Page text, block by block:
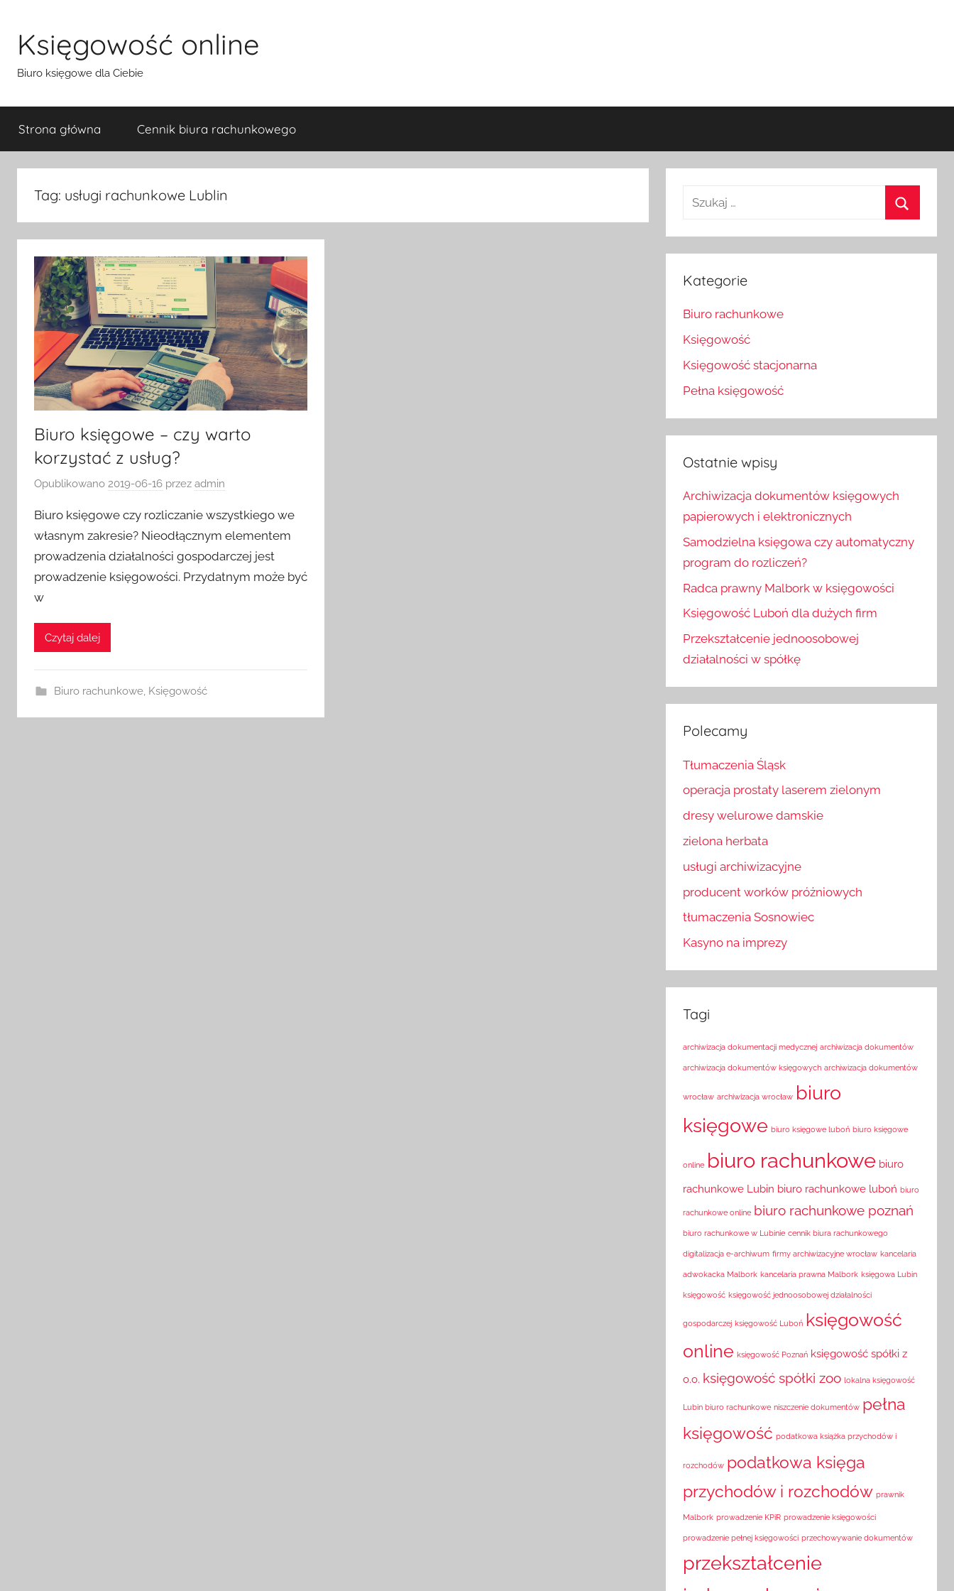
treściKsięgowość online
Biuro księgowe dla Ciebie
Strona główna Cennik biura rachunkowego
Tag: usługi rachunkowe Lublin
Biuro księgowe – czy warto
korzystać z usług?
Opublikowano 2019-06-16 przez admin
Biuro księgowe czy rozliczanie wszystkiego we
własnym zakresie? Nieodłącznym elementem
prowadzenia działalności gospodarczej jest
prowadzenie księgowości. Przydatnym może być
w
Czytaj dalej
Biuro rachunkowe, Księgowość
Szukaj:
Kategorie
Biuro rachunkowe
Księgowość
Księgowość stacjonarna
Pełna księgowość
Ostatnie wpisy
Archiwizacja dokumentów księgowych
papierowych i elektronicznych
Samodzielna księgowa czy automatyczny
program do rozliczeń?
Radca prawny Malbork w księgowości
Księgowość Luboń dla dużych firm
Przekształcenie jednoosobowej
działalności w spółkę
Polecamy
Tłumaczenia Śląsk
operacja prostaty laserem zielonym
dresy welurowe damskie
zielona herbata
usługi archiwizacyjne
producent worków próżniowych
tłumaczenia Sosnowiec
Kasyno na imprezy
Tagi
archiwizacja dokumentacji medycznej archiwizacja dokumentów
archiwizacja dokumentów księgowych archiwizacja dokumentów
wrocław archiwizacja wrocław biuro
księgowe biuro księgowe luboń biuro księgowe
online biuro rachunkowe biuro
rachunkowe Lubin biuro rachunkowe luboń biuro
rachunkowe online biuro rachunkowe poznań
biuro rachunkowe w Lubinie cennik biura rachunkowego
digitalizacja e-archiwum firmy archiwizacyjne wrocław kancelaria
adwokacka Malbork kancelaria prawna Malbork księgowa Lubin
księgowość księgowość jednoosobowej działalności
gospodarczej księgowość Luboń księgowość
online księgowość Poznań księgowość spółki z
o.o. księgowość spółki zoo lokalna księgowość
Lubin biuro rachunkowe niszczenie dokumentów pełna
księgowość podatkowa książka przychodów i
rozchodów podatkowa księga
przychodów i rozchodów prawnik
Malbork prowadzenie KPiR prowadzenie księgowości
prowadzenie pełnej księgowości przechowywanie dokumentów
przekształcenie